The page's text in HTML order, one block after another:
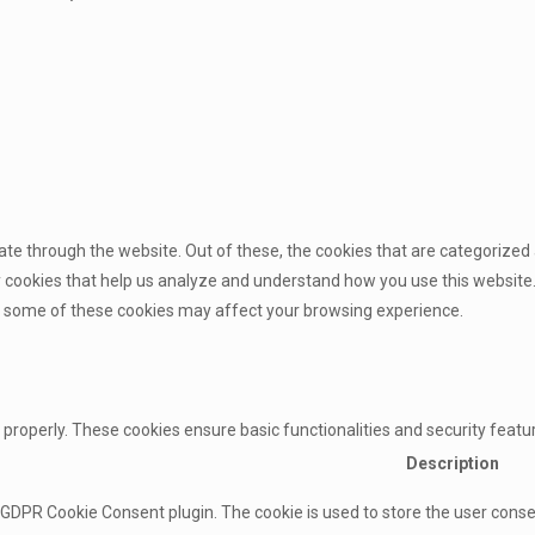
through the website. Out of these, the cookies that are
that help us analyze and understand how you use this
of these cookies may affect your browsing experience.
These cookies ensure basic functionalities and security
Description
Cookie Consent plugin. The cookie is used to store the user